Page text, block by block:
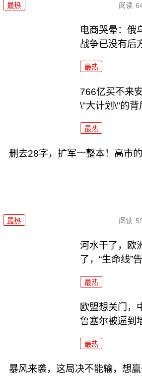
最热 阅读
电商哭晕：俄
战争已没有后
最热
766亿买不来
\"大计划\"的背
最热
删去28字，扩军一整本！高市
最热 阅读
河水干了，欧
了，“生命线”
最热
欧盟想关门，
鲁塞尔被逼到
最热
暴风来袭，这局决不能输，想